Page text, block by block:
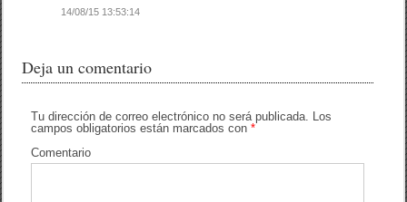
14/08/15 13:53:14
Deja un comentario
Tu dirección de correo electrónico no será publicada. Los
campos obligatorios están marcados con*
Comentario